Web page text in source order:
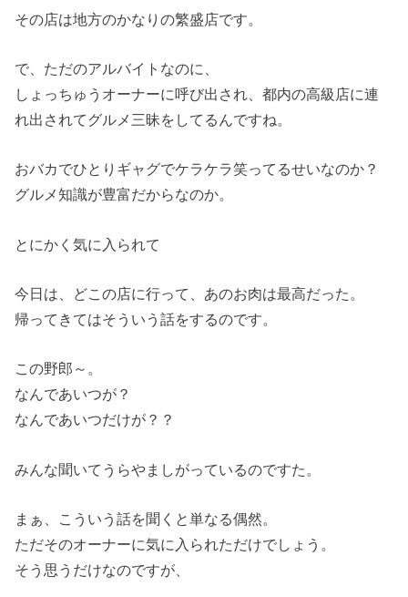
その店は地方のかなりの繁盛店です。
で、ただのアルバイトなのに、
しょっちゅうオーナーに呼び出され、都内の高級店に連
れ出されてグルメ三昧をしてるんですね。
おバカでひとりギャグでケラケラ笑ってるせいなのか？
グルメ知識が豊富だからなのか。
とにかく気に入られて
今日は、どこの店に行って、あのお肉は最高だった。
帰ってきてはそういう話をするのです。
この野郎～。
なんであいつが？
なんであいつだけが？？
みんな聞いてうらやましがっているのですた。
まぁ、こういう話を聞くと単なる偶然。
ただそのオーナーに気に入られただけでしょう。
そう思うだけなのですが、